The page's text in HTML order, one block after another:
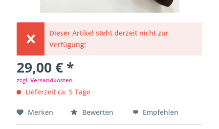
Dieser Artikel steht derzeit nicht zur
Verfügung!
29,00 € *
zzgl. Versandkosten
Lieferzeit ca. 5 Tage
Merken Bewerten Empfehlen